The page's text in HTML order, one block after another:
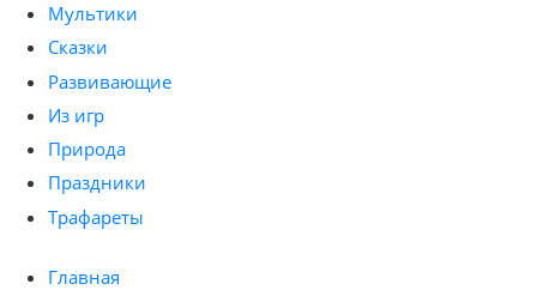
Мультики
Сказки
Развивающие
Из игр
Природа
Праздники
Трафареты
Главная